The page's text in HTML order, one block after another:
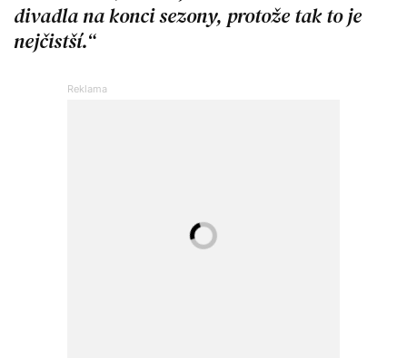
divadla na konci sezony, protože tak to je
nejčistší.